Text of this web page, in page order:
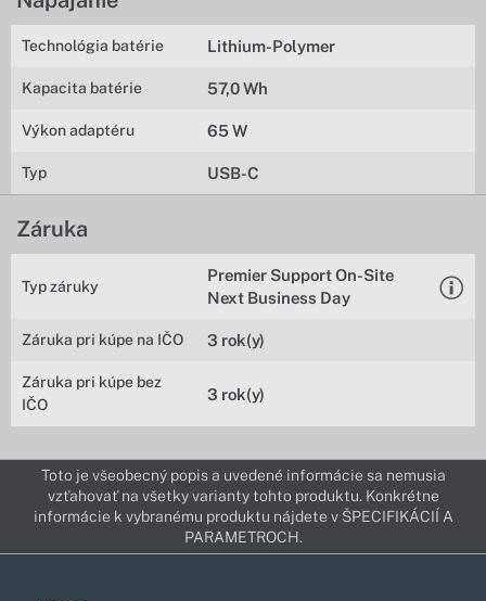
Technológia batérie Lithium-Polymer
Kapacita batérie 57,0 Wh
Výkon adaptéru 65 W
Typ USB-C
Záruka
Typ záruky
Premier Support On-Site
Next Business Day
Záruka pri kúpe na IČO 3 rok(y)
Záruka pri kúpe bez
IČO
3 rok(y)
Toto je všeobecný popis a uvedené informácie sa nemusia
vzťahovať na všetky varianty tohto produktu. Konkrétne
informácie k vybranému produktu nájdete v ŠPECIFIKÁCIÍ A
PARAMETROCH.